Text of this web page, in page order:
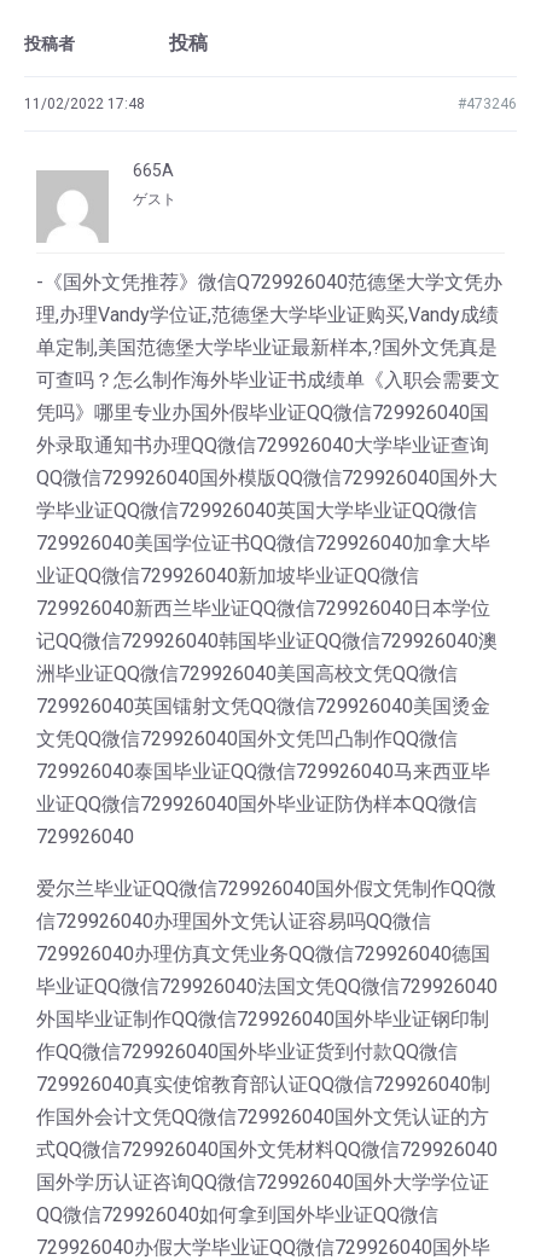
投稿者 投稿
11/02/2022 17:48 #473246
665A
ゲスト
-《国外文凭推荐》微信Q729926040范德堡大学文凭办
理,办理Vandy学位证,范德堡大学毕业证购买,Vandy成绩
单定制,美国范德堡大学毕业证最新样本,?国外文凭真是
可查吗？怎么制作海外毕业证书成绩单《入职会需要文
凭吗》哪里专业办国外假毕业证QQ微信729926040国
外录取通知书办理QQ微信729926040大学毕业证查询
QQ微信729926040国外模版QQ微信729926040国外大
学毕业证QQ微信729926040英国大学毕业证QQ微信
729926040美国学位证书QQ微信729926040加拿大毕
业证QQ微信729926040新加坡毕业证QQ微信
729926040新西兰毕业证QQ微信729926040日本学位
记QQ微信729926040韩国毕业证QQ微信729926040澳
洲毕业证QQ微信729926040美国高校文凭QQ微信
729926040英国镭射文凭QQ微信729926040美国烫金
文凭QQ微信729926040国外文凭凹凸制作QQ微信
729926040泰国毕业证QQ微信729926040马来西亚毕
业证QQ微信729926040国外毕业证防伪样本QQ微信
729926040
爱尔兰毕业证QQ微信729926040国外假文凭制作QQ微
信729926040办理国外文凭认证容易吗QQ微信
729926040办理仿真文凭业务QQ微信729926040德国
毕业证QQ微信729926040法国文凭QQ微信729926040
外国毕业证制作QQ微信729926040国外毕业证钢印制
作QQ微信729926040国外毕业证货到付款QQ微信
729926040真实使馆教育部认证QQ微信729926040制
作国外会计文凭QQ微信729926040国外文凭认证的方
式QQ微信729926040国外文凭材料QQ微信729926040
国外学历认证咨询QQ微信729926040国外大学学位证
QQ微信729926040如何拿到国外毕业证QQ微信
729926040办假大学毕业证QQ微信729926040国外毕